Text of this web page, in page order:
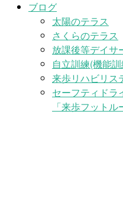
ブログ
太陽のテラス
さくらのテラス
放課後等デイ
自立訓練(機能
来歩リハビリス
セーフティド
「来歩フットル